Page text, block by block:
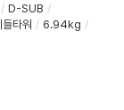
/ D-SUB /
들타워 / 6.94kg /